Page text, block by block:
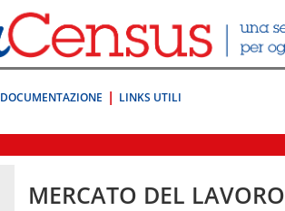
DOCUMENTAZIONE LINKS UTILI
MERCATO DEL LAVORO